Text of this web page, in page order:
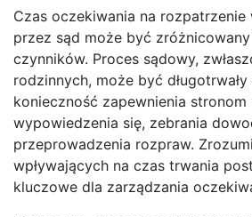
Czas oczekiwania na
przez sąd może być
czynników. Proces sądowy,
rodzinnych, może być
konieczność zapewnienia
wypowiedzenia się, zebrania
przeprowadzenia rozpraw.
wpływających na czas trwania
kluczowe dla zarządzania